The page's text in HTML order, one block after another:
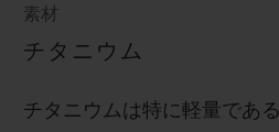
素材
チタニウム
チタニウムは特に軽量であ